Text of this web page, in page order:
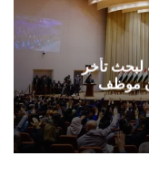
لبحث تأخر
موظف